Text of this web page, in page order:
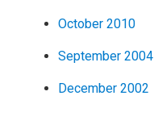
October 2010
September 2004
December 2002